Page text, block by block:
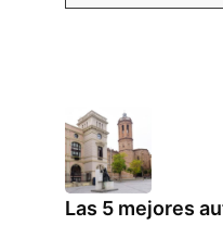
Las 5 mejores